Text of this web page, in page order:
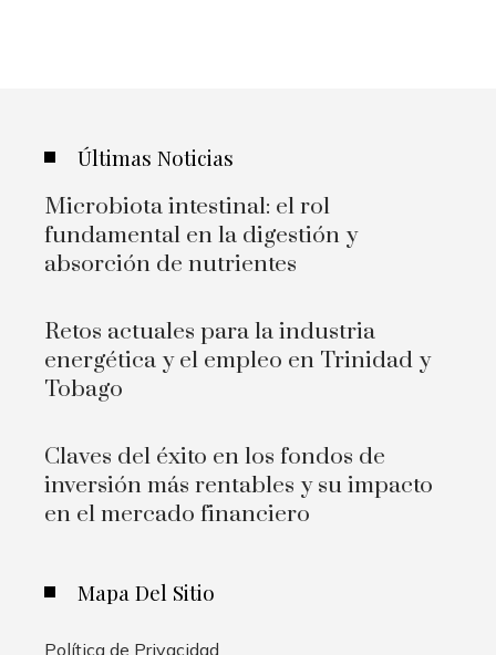
Últimas Noticias
Microbiota intestinal: el rol
fundamental en la digestión y
absorción de nutrientes
Retos actuales para la industria
energética y el empleo en Trinidad y
Tobago
Claves del éxito en los fondos de
inversión más rentables y su impacto
en el mercado financiero
Mapa Del Sitio
Política de Privacidad